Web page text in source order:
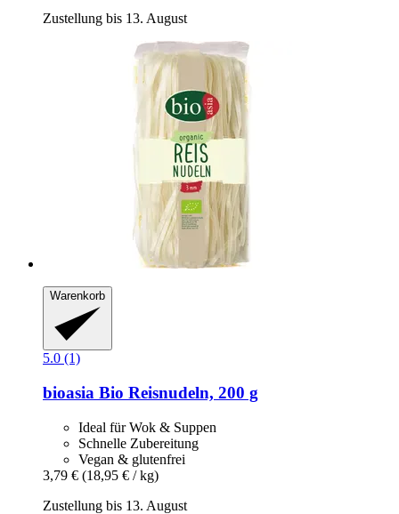
Zustellung bis 13. August
Warenkorb
5.0 (1)
bioasia Bio Reisnudeln, 200 g
Ideal für Wok & Suppen
Schnelle Zubereitung
Vegan & glutenfrei
3,79 € (18,95 € / kg)
Zustellung bis 13. August